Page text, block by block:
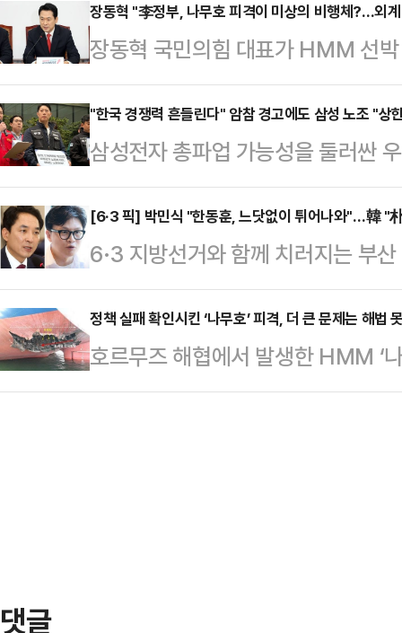
되는 시점에서 글로벌 자금의 한국
다.11일 금융감독원 전자공시시스
(BlackRock Fund Advisors)는
유해 지분율 6.23%(4월22일 기준
보고서 기준 455만5963주
장동혁 "李정부, 나무호 피격이 미상의 비행체?…외
장동혁 국민의힘 대표가 HMM 선
행체에 타격을 당했다는 외교부 발
공격이라도 있었던 것이냐"라고 꼬
최고위원회의에서 "이재명 정부는
없다. 국민들이 묻고 있다. 이재명
다.먼저 그는 "이미 이란 국영 TV
다"며 "때린 놈이 자백을 하는데도
는) 이제 …
"한국 경쟁력 흔들린다" 암참 경고에도 삼성 노조 "상
삼성전자 총파업 가능성을 둘러싼
시장으로 확산하고 있다. 11일 주
공개적으로 "한국 투자 경쟁력과
한 가운데, 삼성전자 노조는 정부
한 폐지와 제도화 요구에는 변함이
을 열흘 앞두고 노사 간 강대강 대
마지막 분수령이 될 것이란 관측이
사는 이날부터 이틀간 …
[6·3 픽] 박민식 "한동훈, 느닷없이 튀어나와"…韓 "
6·3 지방선거와 함께 치러지는 부
식 후보와 무소속 한동훈 후보가 선
공방을 이어갔다.박민식 후보는 이
없이 한 달 만에 선거 나온다고 툭
북구를 개인의 무슨 출세 수단이다,
정책 실패 확인시킨 ‘나무호’ 피격, 더 큰 문제는 해법
호르무즈 해협에서 발생한 HMM ‘
한 것으로 확인됐다. 이번 사건은
댓글